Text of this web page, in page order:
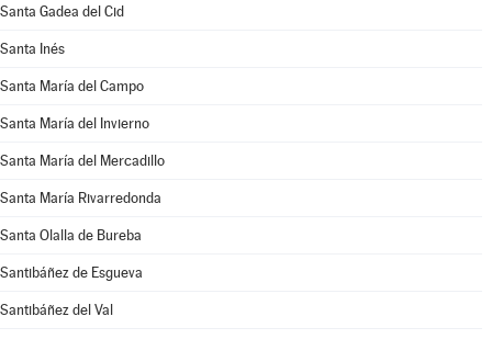
Santa Gadea del Cid
Santa Inés
Santa María del Campo
Santa María del Invierno
Santa María del Mercadillo
Santa María Rivarredonda
Santa Olalla de Bureba
Santibáñez de Esgueva
Santibáñez del Val